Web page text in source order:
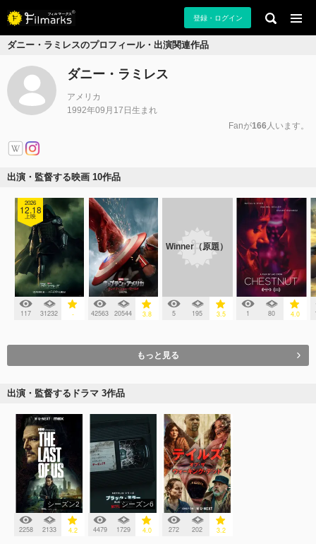
登録・ログイン
ダニー・ラミレスのプロフィール・出演関連作品
ダニー・ラミレス
アメリカ
1992年09月17日生まれ
Fanが166 人います。
出演・監督する映画 10作品
2026
12.18
上映
117 31232 - 42563 20544 3.8
Winner（原題）
5 195 3.5 1 80 4.0
もっと見る
出演・監督するドラマ 3作品
シーズン2
2258 2133 4.2
シーズン6
4479 1729 4.0 272 202 3.2